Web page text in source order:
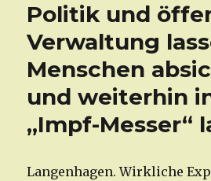
Politik und
Verwaltung
Menschen
und weiterhin
„Impf-Messer“
Langenhagen. Wirkliche